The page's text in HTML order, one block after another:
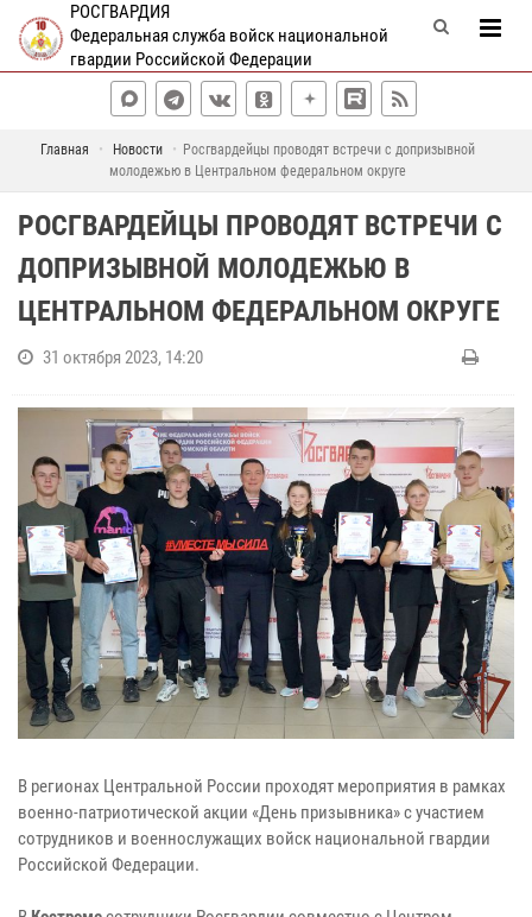
РОСГВАРДИЯ
Федеральная служба войск национальной
гвардии Российской Федерации
Главная Новости
Росгвардейцы проводят встречи с допризывной
молодежью в Центральном федеральном округе
РОСГВАРДЕЙЦЫ ПРОВОДЯТ ВСТРЕЧИ С
ДОПРИЗЫВНОЙ МОЛОДЕЖЬЮ В
ЦЕНТРАЛЬНОМ ФЕДЕРАЛЬНОМ ОКРУГЕ
31 октября 2023, 14:20
В регионах Центральной России проходят мероприятия в рамках
военно-патриотической акции «День призывника» с участием
сотрудников и военнослужащих войск национальной гвардии
Российской Федерации.